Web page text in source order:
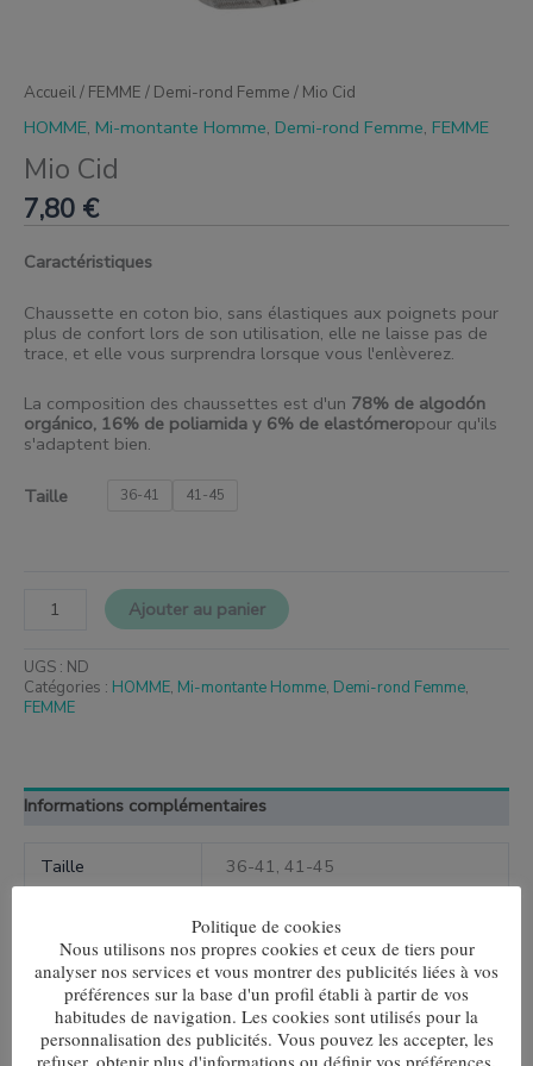
Accueil/ FEMME / Demi-rond Femme / Mio Cid
HOMME, Mi-montante Homme, Demi-rond Femme, FEMME
Mio Cid
7,80 €
Caractéristiques
Chaussette en coton bio, sans élastiques aux poignets pour
plus de confort lors de son utilisation, elle ne laisse pas de
trace, et elle vous surprendra lorsque vous l'enlèverez.
La composition des chaussettes est d'un 78% de algodón
orgánico, 16% de poliamida y 6% de elastómeropour qu'ils
s'adaptent bien.
Taille 36-41 41-45
Ajouter au panier
UGS : ND
Catégories : HOMME, Mi-montante Homme, Demi-rond Femme,
FEMME
Informations complémentaires
Taille 36-41, 41-45
Produits similaires
Ce
produit
Ce
produit
Politique de cookies
Nous utilisons nos propres cookies et ceux de tiers pour
analyser nos services et vous montrer des publicités liées à vos
préférences sur la base d'un profil établi à partir de vos
habitudes de navigation. Les cookies sont utilisés pour la
personnalisation des publicités. Vous pouvez les accepter, les